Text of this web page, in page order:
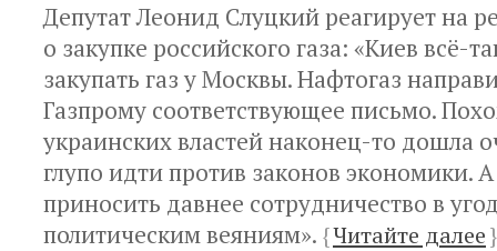
Депутат Леонид Слуцкий реагирует на
о закупке российского газа: «Киев всё-
закупать газ у Москвы. Нафтогаз
Газпрому соответствующее письмо.
украинских властей наконец-то дошла
глупо идти против законов экономики.
приносить давнее сотрудничество в
политическим веяниям». {Читайте далее}